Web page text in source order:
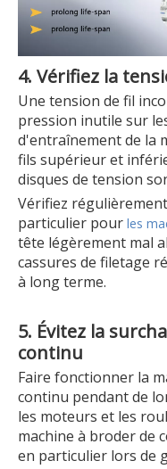
4. Vérifiez la
Une tension de fil
pression inutile sur
d'entraînement de la
fils supérieur et
disques de tension
Vérifiez
particulier pour les
tête légèrement mal
cassures de filetage
à long terme.
5. Évitez la
continu
Faire fonctionner la
continu pendant de
les moteurs et les
machine à broder de
en particulier lors de